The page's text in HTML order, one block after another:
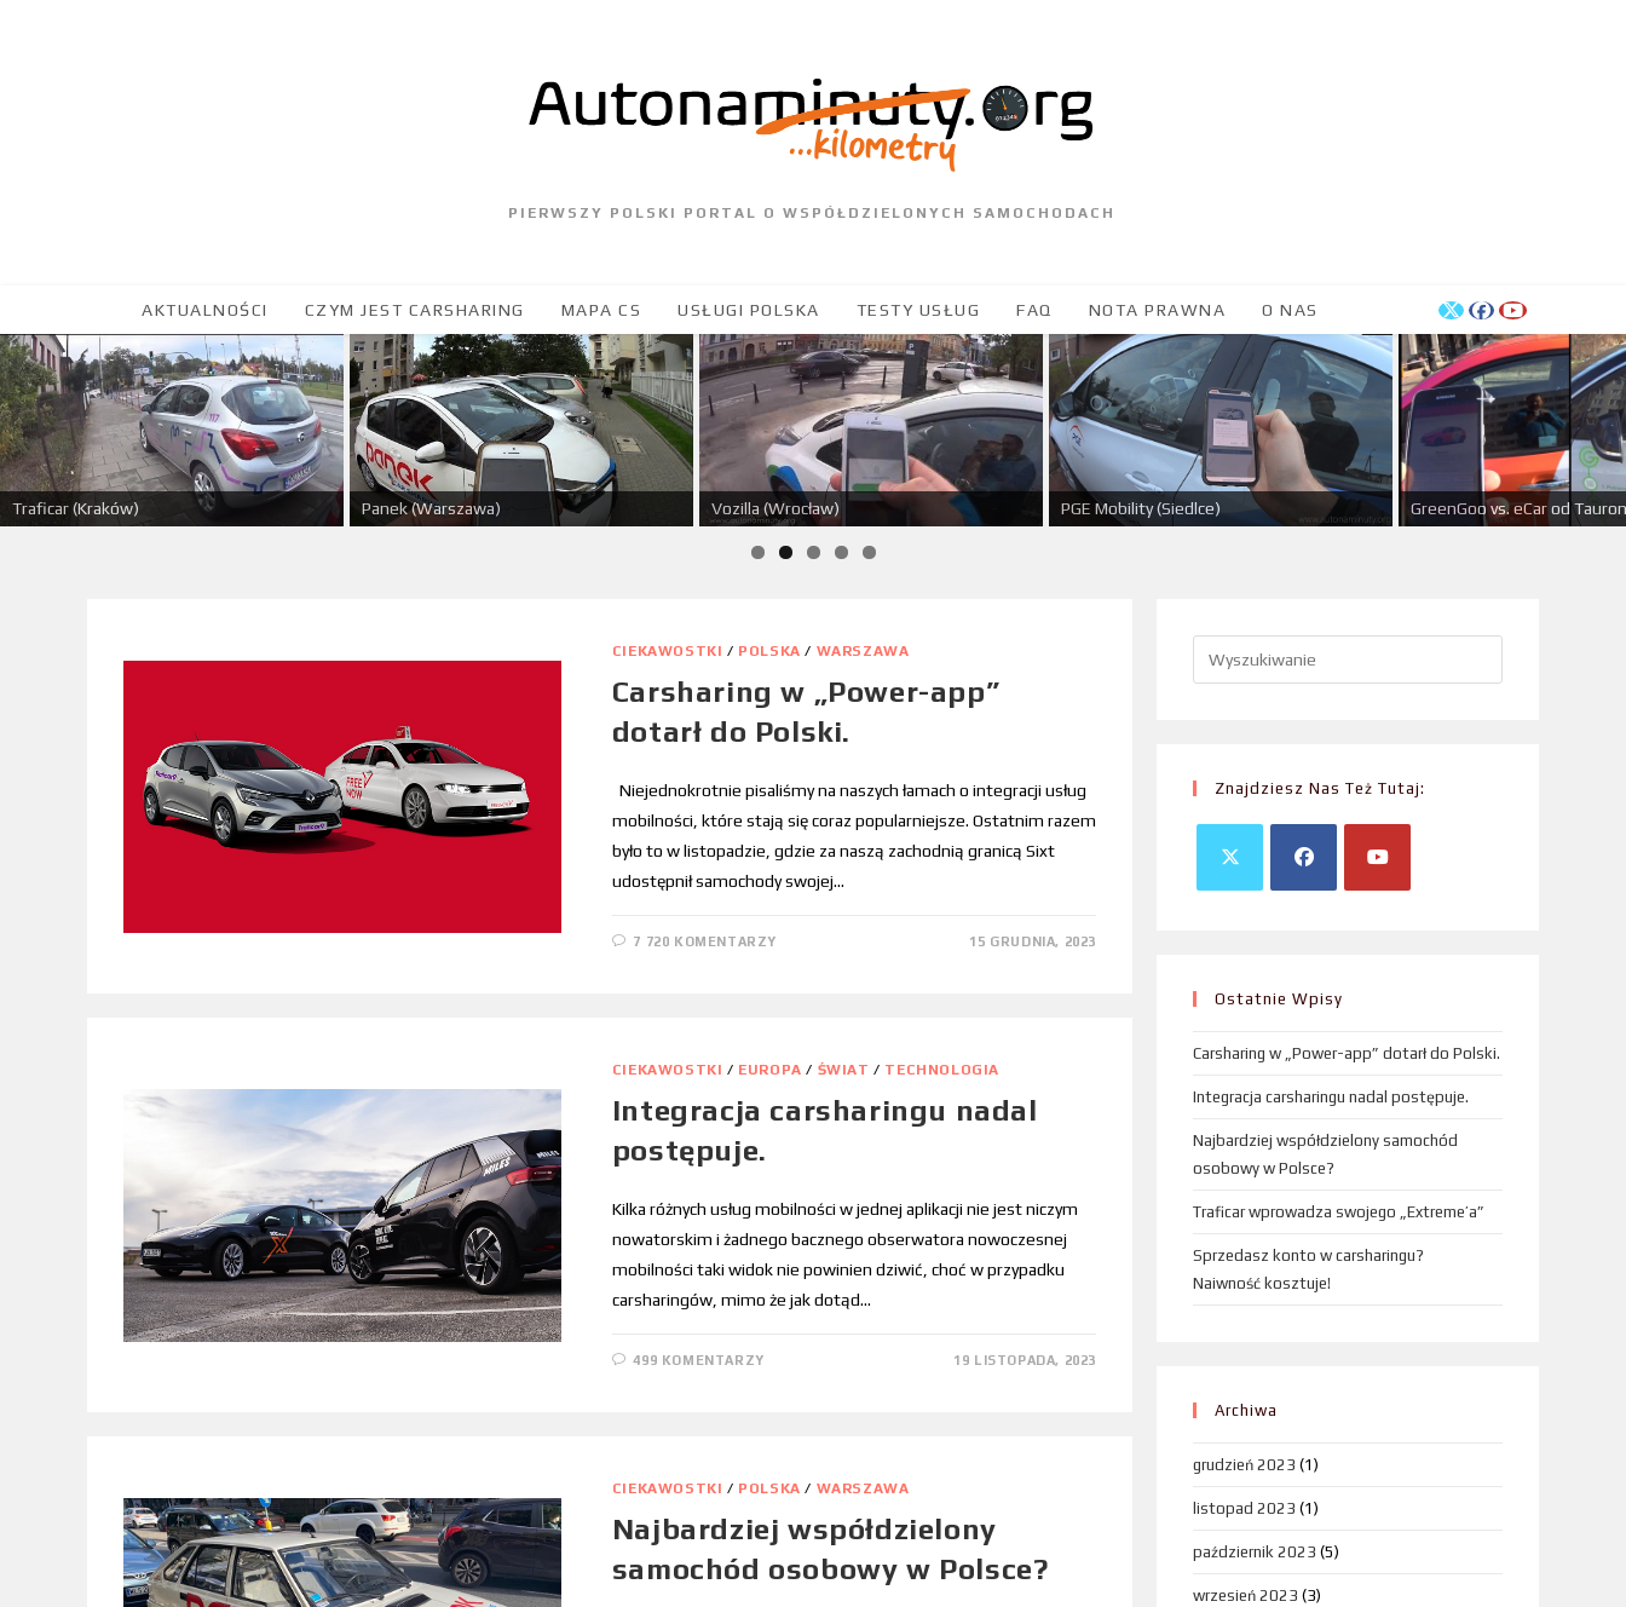
PIERWSZY POLSKI PORTAL O WSPÓŁDZIELONYCH SAMOCHODACH
AKTUALNOŚCI CZYM JEST CARSHARING MAPA CS USŁUGI POLSKA TESTY USŁUG FAQ NOTA PRAWNA O NAS
Traficar (Kraków) Panek (Warszawa) Vozilla (Wrocław) PGE Mobility (Siedlce) GreenGoo vs. eCar od
CIEKAWOSTKI / POLSKA / WARSZAWA
Carsharing w „Power-app”
dotarł do Polski.
Niejednokrotnie pisaliśmy na naszych łamach o integracji usług
mobilności, które stają się coraz popularniejsze. Ostatnim razem
było to w listopadzie, gdzie za naszą zachodnią granicą Sixt
udostępnił samochody swojej…
7 720 KOMENTARZY 15 GRUDNIA, 2023
CIEKAWOSTKI / EUROPA / ŚWIAT / TECHNOLOGIA
Integracja carsharingu nadal
postępuje.
Kilka różnych usług mobilności w jednej aplikacji nie jest niczym
nowatorskim i żadnego bacznego obserwatora nowoczesnej
mobilności taki widok nie powinien dziwić, choć w przypadku
carsharingów, mimo że jak dotąd…
499 KOMENTARZY 19 LISTOPADA, 2023
CIEKAWOSTKI / POLSKA / WARSZAWA
Najbardziej współdzielony
samochód osobowy w Polsce?
Znajdziesz Nas Też Tutaj:
Ostatnie Wpisy
Carsharing w „Power-app” dotarł do Polski.
Integracja carsharingu nadal postępuje.
Najbardziej współdzielony samochód
osobowy w Polsce?
Traficar wprowadza swojego „Extreme’a”
Sprzedasz konto w carsharingu?
Naiwność kosztuje!
Archiwa
grudzień 2023 (1)
listopad 2023 (1)
październik 2023 (5)
wrzesień 2023 (3)